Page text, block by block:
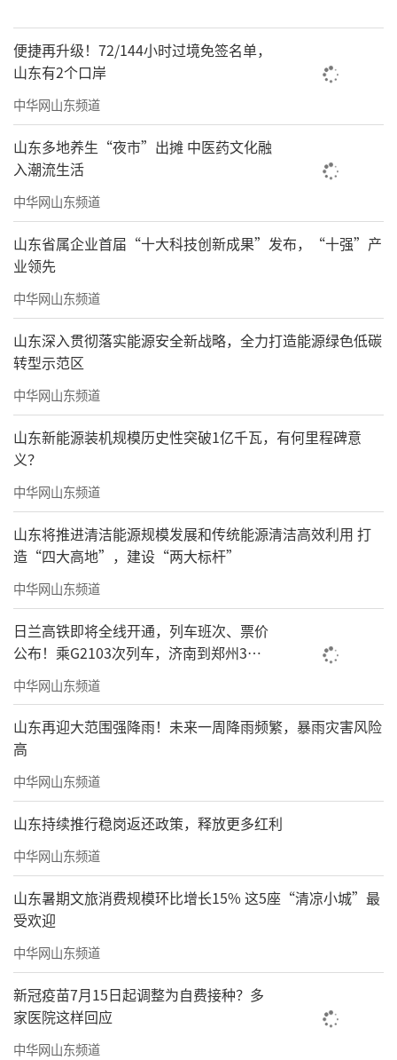
便捷再升级！72/144小时过境免签名单，
山东有2个口岸
中华网山东频道
山东多地养生“夜市”出摊 中医药文化融
入潮流生活
中华网山东频道
山东省属企业首届“十大科技创新成果”发布，“十强”产
业领先
中华网山东频道
山东深入贯彻落实能源安全新战略，全力打造能源绿色低碳
转型示范区
中华网山东频道
山东新能源装机规模历史性突破1亿千瓦，有何里程碑意
义？
中华网山东频道
山东将推进清洁能源规模发展和传统能源清洁高效利用 打
造“四大高地”，建设“两大标杆”
中华网山东频道
日兰高铁即将全线开通，列车班次、票价
公布！乘G2103次列车，济南到郑州3小
时到达
中华网山东频道
山东再迎大范围强降雨！未来一周降雨频繁，暴雨灾害风险
高
中华网山东频道
山东持续推行稳岗返还政策，释放更多红利
中华网山东频道
山东暑期文旅消费规模环比增长15% 这5座“清凉小城”最
受欢迎
中华网山东频道
新冠疫苗7月15日起调整为自费接种？多
家医院这样回应
中华网山东频道